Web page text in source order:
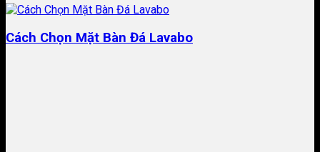
Cách Chọn Mặt Bàn Đá Lavabo